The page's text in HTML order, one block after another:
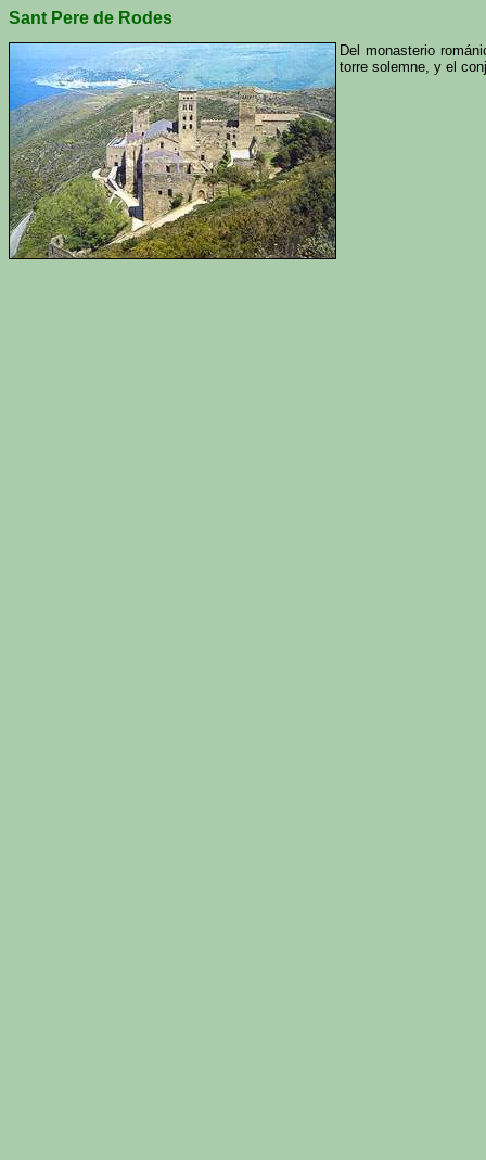
Sant Pere de Rodes
Del monasterio
torre solemne, y el